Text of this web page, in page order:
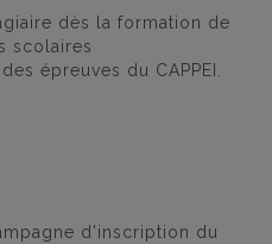
dès la formation de
scolaires
épreuves du CAPPEI.
d’inscription du